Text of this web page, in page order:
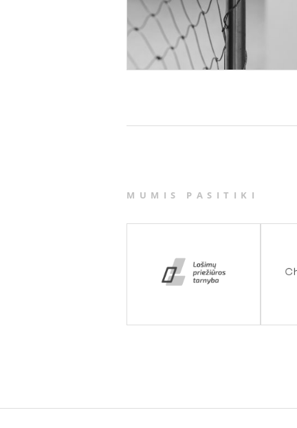
MUMIS PASITIKI